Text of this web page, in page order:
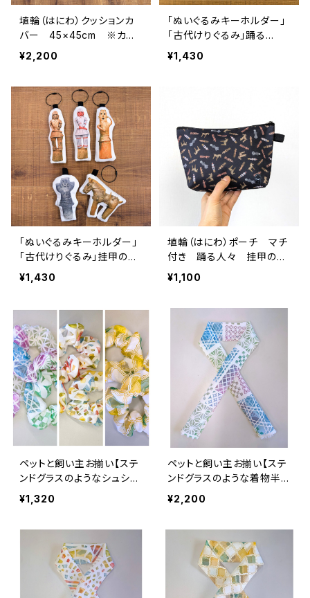
埴輪（はにわ）クッションカ
バー 45×45cm ※カバ
ーのみ 踊る人々 挂甲の
武人 石人
¥2,200
「ぬいぐるみキーホルダー」
「古代けりぐるみ」踊る
人々 甕棺 鍬を担ぐ男
子 みずら太郎 コシキ
¥1,430
「ぬいぐるみキーホルダー」
「古代けりぐるみ」挂甲の武
人 国宝 彩色復元 踊る
埴輪 馬型埴輪 石人 は
¥1,430
埴輪（はにわ）ポーチ マチ
付き 踊る人々 挂甲の武
人 石人
¥1,100
ペットと飼い主お揃い【ステ
ンドグラスのようなシュシュ
（人間用）】 透かし素材
オパール生地
¥1,320
ペットと飼い主お揃い【ステ
ンドグラスのような着物半
衿】 透かし素材 オパー
ル生地 夏用 紫 緑 青
¥2,200